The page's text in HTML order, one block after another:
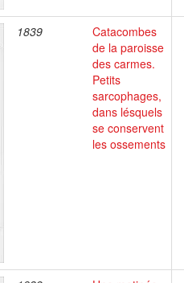
1839
Catacombes
de la paroisse
des carmes.
Petits
sarcophages,
dans lésquels
se conservent
les ossements